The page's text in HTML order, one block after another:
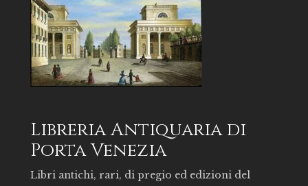
Libreria Antiquaria di
Porta Venezia
Libri antichi, rari, di pregio ed edizioni del